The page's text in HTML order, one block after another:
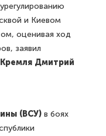
и Киевом
оценивая ход
заявил
Дмитрий
(ВСУ) в боях